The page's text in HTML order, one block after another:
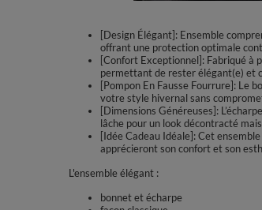
[Design Élégant]: Ensemble
offrant une protection optimale
[Confort Exceptionnel]: Fabriqué à
permettant de rester élégant(e) et
[Pompon En Fausse Fourrure]: Le
votre style hivernal sans
[Dimensions Généreuses]:
lâche pour un look décontracté
[Idée Cadeau Idéale]: Cet
apprécieront son confort et son
L'ensemble élégant :
bonnet et écharpe